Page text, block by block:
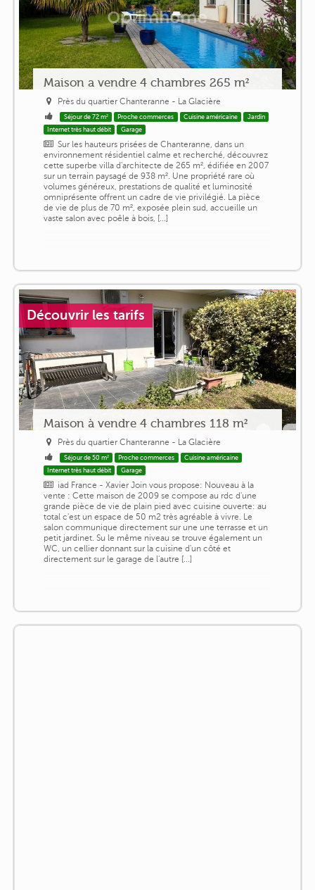
Maison a vendre 4 chambres 265 m²
Près du quartier Chanteranne - La Glacière
Séjour de 72 m² Proche commerces Cuisine américaine
Jardin
Internet très haut débit
Garage
Sur les hauteurs prisées de Chanteranne, dans un
environnement résidentiel calme et recherché, découvrez
cette superbe villa d'architecte de 265 m², édifiée en 2007
sur un terrain paysagé de 938 m². Une propriété rare où
volumes généreux, prestations de qualité et luminosité
omniprésente offrent un cadre de vie privilégié. La pièce
de vie de plus de 70 m², exposée plein sud, accueille un
vaste salon avec poêle à bois, [...]
Découvrir les tarifs
Maison à vendre 4 chambres 118 m²
Près du quartier Chanteranne - La Glacière
Séjour de 50 m² Proche commerces
Cuisine américaine
Internet très haut débit
Garage
iad France - Xavier Join vous propose: Nouveau à la
vente : Cette maison de 2009 se compose au rdc d'une
grande pièce de vie de plain pied avec cuisine ouverte: au
total c'est un espace de 50 m2 très agréable à vivre. Le
salon communique directement sur une une terrasse et un
petit jardinet. Su le même niveau se trouve également un
WC, un cellier donnant sur la cuisine d'un côté et
directement sur le garage de l'autre [...]